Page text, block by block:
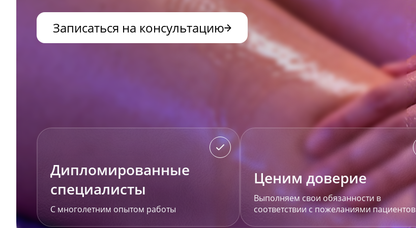
Записаться на консультацию
Дипломированные
специалисты
С многолетним опытом работы
Ценим доверие
Выполняем свои обязанности в
соответствии с пожеланиями пациентов